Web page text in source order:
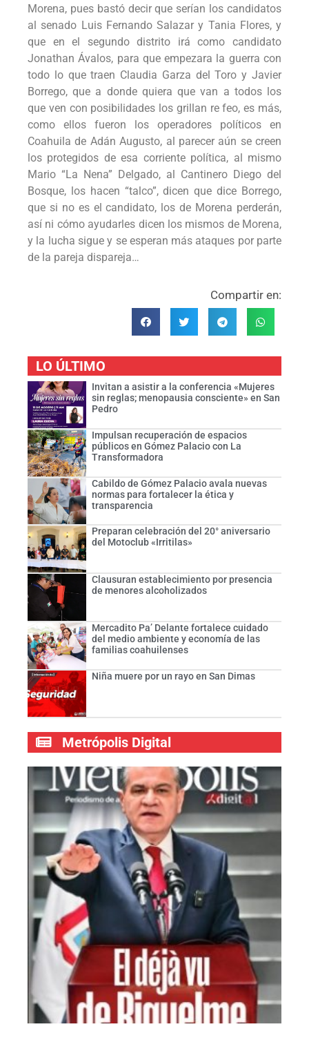
Morena, pues bastó decir que serían los candidatos
al senado Luis Fernando Salazar y Tania Flores, y
que en el segundo distrito irá como candidato
Jonathan Ávalos, para que empezara la guerra con
todo lo que traen Claudia Garza del Toro y Javier
Borrego, que a donde quiera que van a todos los
que ven con posibilidades los grillan re feo, es más,
como ellos fueron los operadores políticos en
Coahuila de Adán Augusto, al parecer aún se creen
los protegidos de esa corriente política, al mismo
Mario “La Nena” Delgado, al Cantinero Diego del
Bosque, los hacen “talco”, dicen que dice Borrego,
que si no es el candidato, los de Morena perderán,
así ni cómo ayudarles dicen los mismos de Morena,
y la lucha sigue y se esperan más ataques por parte
de la pareja dispareja…
Compartir en:
LO ÚLTIMO
Invitan a asistir a la conferencia «Mujeres
sin reglas; menopausia consciente» en San
Pedro
Impulsan recuperación de espacios
públicos en Gómez Palacio con La
Transformadora
Cabildo de Gómez Palacio avala nuevas
normas para fortalecer la ética y
transparencia
Preparan celebración del 20° aniversario
del Motoclub «Irritilas»
Clausuran establecimiento por presencia
de menores alcoholizados
Mercadito Pa’ Delante fortalece cuidado
del medio ambiente y economía de las
familias coahuilenses
Niña muere por un rayo en San Dimas
Metrópolis Digital